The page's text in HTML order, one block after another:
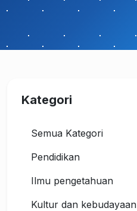
Kategori
Semua Kategori
Pendidikan
Ilmu pengetahuan
Kultur dan kebudayaan